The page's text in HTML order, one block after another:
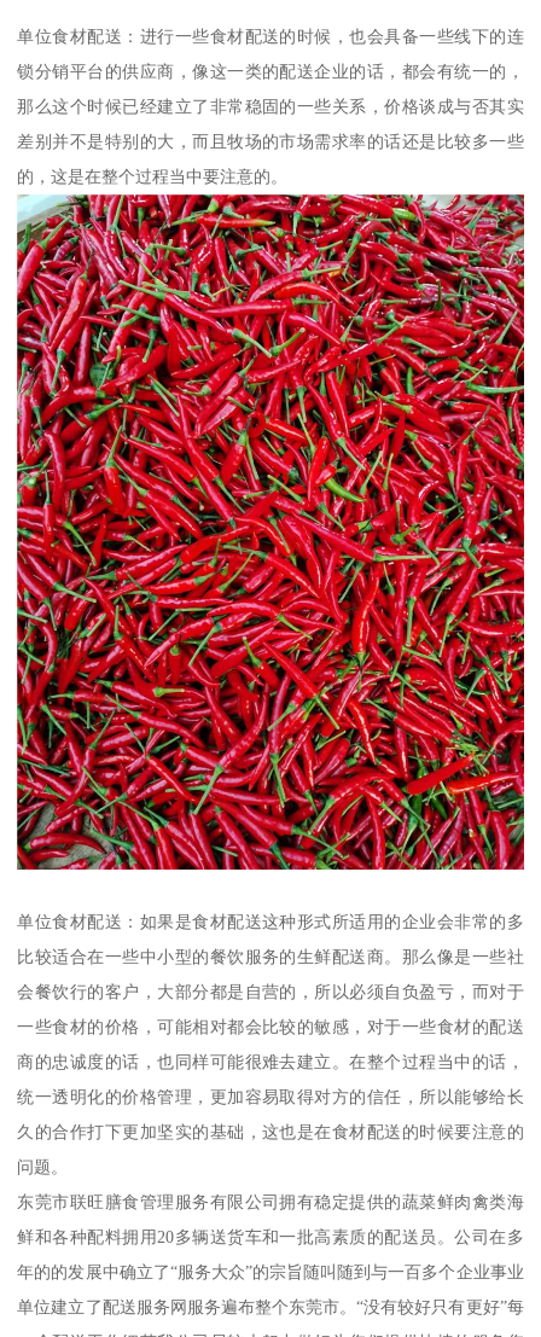
单位食材配送：进行一些食材配送的时候，也会具备一些线下的连
锁分销平台的供应商，像这一类的配送企业的话，都会有统一的，
那么这个时候已经建立了非常稳固的一些关系，价格谈成与否其实
差别并不是特别的大，而且牧场的市场需求率的话还是比较多一些
的，这是在整个过程当中要注意的。
单位食材配送：如果是食材配送这种形式所适用的企业会非常的多
比较适合在一些中小型的餐饮服务的生鲜配送商。那么像是一些社
会餐饮行的客户，大部分都是自营的，所以必须自负盈亏，而对于
一些食材的价格，可能相对都会比较的敏感，对于一些食材的配送
商的忠诚度的话，也同样可能很难去建立。在整个过程当中的话，
统一透明化的价格管理，更加容易取得对方的信任，所以能够给长
久的合作打下更加坚实的基础，这也是在食材配送的时候要注意的
问题。
东莞市联旺膳食管理服务有限公司拥有稳定提供的蔬菜鲜肉禽类海
鲜和各种配料拥用20多辆送货车和一批高素质的配送员。公司在多
年的的发展中确立了“服务大众”的宗旨随叫随到与一百多个企业事业
单位建立了配送服务网服务遍布整个东莞市。“没有较好只有更好”每